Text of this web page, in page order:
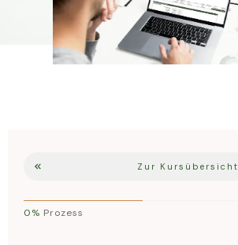
Zur Kursübersicht
0% Prozess